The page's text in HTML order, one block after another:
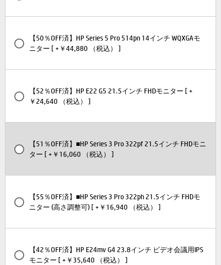
【50％OFF済】HP Series 5 Pro 514pn 14インチ WQXGAモ
ニター [ +￥44,880 （税込） ]
【52％OFF済】HP E22 G5 21.5インチ FHDモニター [ +
￥24,640 （税込） ]
【51％OFF済】■HP Series 3 Pro 322pf 21.5インチ FHDモニ
ター [ +￥16,060 （税込） ]
【55％OFF済】■HP Series 3 Pro 322ph 21.5インチ FHDモ
ニター (高さ調整可) [ +￥16,940 （税込） ]
【42％OFF済】HP E24mv G4 23.8インチ ビデオ会議用IPS
モニター [ +￥35,640 （税込） ]